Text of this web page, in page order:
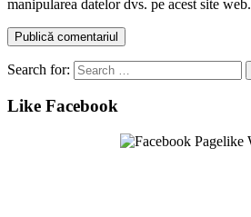
manipularea datelor dvs. pe acest site web.
Search for:
Like Facebook